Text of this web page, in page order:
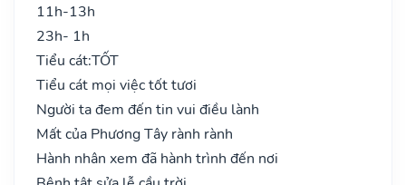
11h-13h
23h- 1h
Tiểu cát:TỐT
Tiểu cát mọi việc tốt tươi
Người ta đem đến tin vui điều lành
Mất của Phương Tây rành rành
Hành nhân xem đã hành trình đến nơi